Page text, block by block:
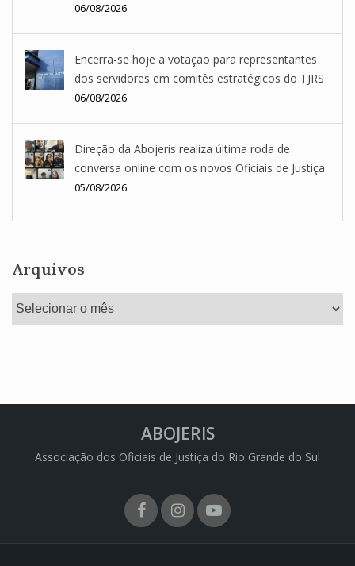
06/08/2026
Encerra-se hoje a votação para representantes
dos servidores em comitês estratégicos do TJRS
06/08/2026
Direção da Abojeris realiza última roda de
conversa online com os novos Oficiais de Justiça
05/08/2026
Arquivos
Arquivos
ABOJERIS
Associação dos Oficiais de Justiça do Rio Grande do Sul
FacebookInstagram
Youtube